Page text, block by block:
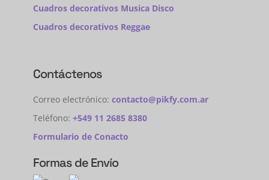
Cuadros decorativos Musica Disco
Cuadros decorativos Reggae
Contáctenos
Correo electrónico: contacto@pikfy.com.ar
Teléfono: +549 11 2685 8380
Formulario de Conacto
Formas de Envío